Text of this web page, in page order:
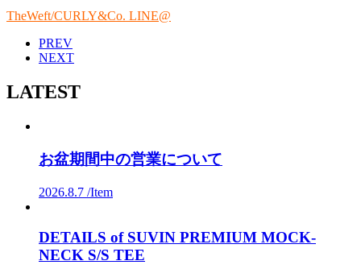
TheWeft/CURLY&Co. LINE@
PREV
NEXT
LATEST
お盆期間中の営業について
2026.8.7 /Item
DETAILS of SUVIN PREMIUM MOCK-
NECK S/S TEE